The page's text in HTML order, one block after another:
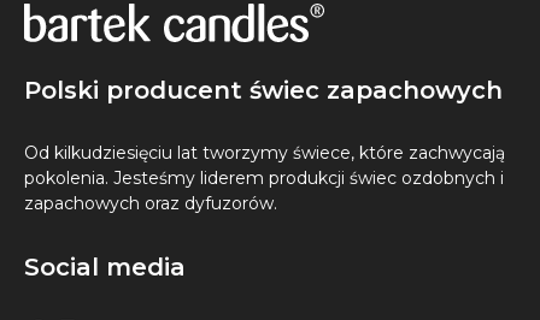
Polski producent świec zapachowych
Od kilkudziesięciu lat tworzymy świece, które zachwycają
pokolenia. Jesteśmy liderem produkcji świec ozdobnych i
zapachowych oraz dyfuzorów.
Social media